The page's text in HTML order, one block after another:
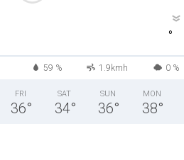
°
59 % 1.9kmh 0 %
FRI
36°
SAT
34°
SUN
36°
MON
38°